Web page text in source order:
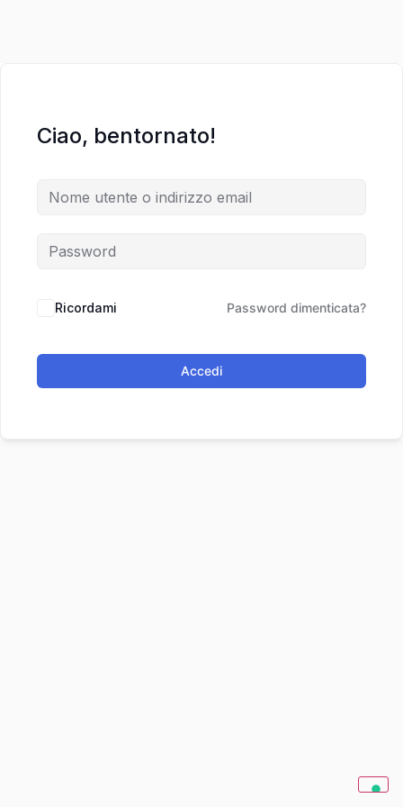
Ciao, bentornato!
Ricordami Password dimenticata?
Accedi